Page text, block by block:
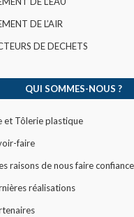
DE L’AIR
DE DECHETS
QUI SOMMES-NOUS ?
et Tôlerie plastique
faire
raisons de nous faire confiance
réalisations